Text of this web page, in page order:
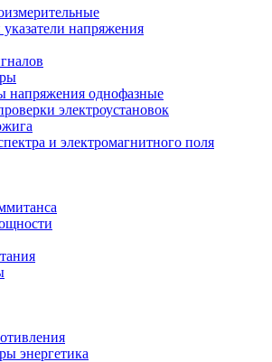
напряжения
напряжения однофазные
электроустановок
и электромагнитного поля
энергетика